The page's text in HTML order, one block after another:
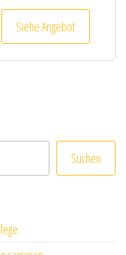
Siehe Angebot
Suchen